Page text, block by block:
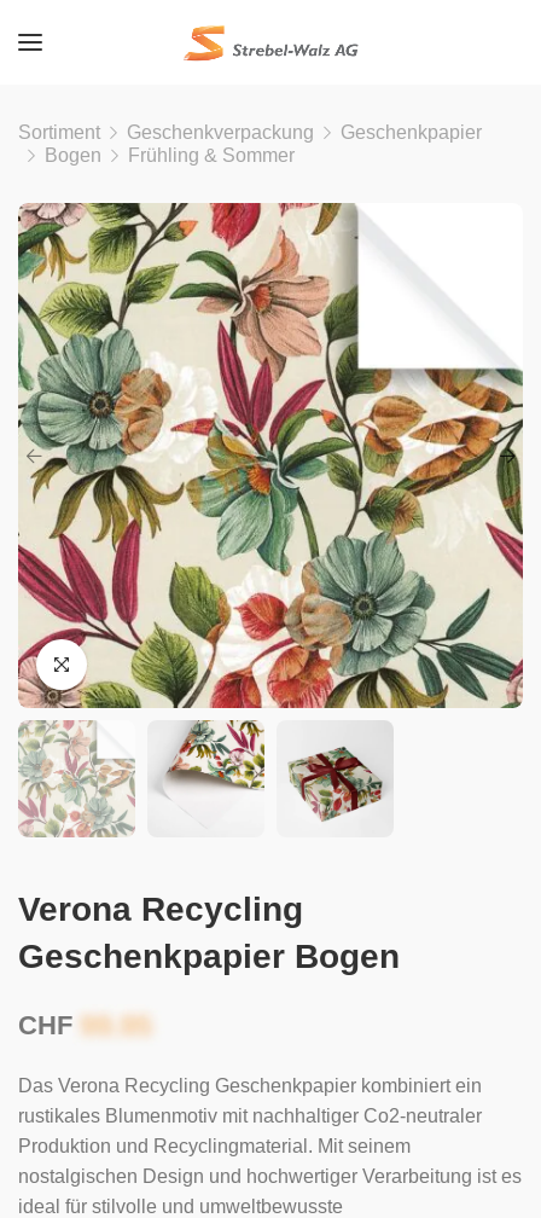
Sortiment Geschenkverpackung
Geschenkpapier
Bogen
Frühling & Sommer
Verona Recycling
Geschenkpapier Bogen
CHF
Das Verona Recycling Geschenkpapier kombiniert ein
rustikales Blumenmotiv mit nachhaltiger Co2-neutraler
Produktion und Recyclingmaterial. Mit seinem
nostalgischen Design und hochwertiger Verarbeitung ist es
ideal für stilvolle und umweltbewusste